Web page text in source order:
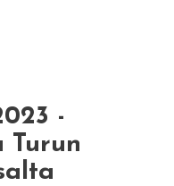
-
Turun